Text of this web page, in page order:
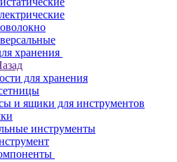
хранения
для хранения
и ящики для инструментов
инструменты